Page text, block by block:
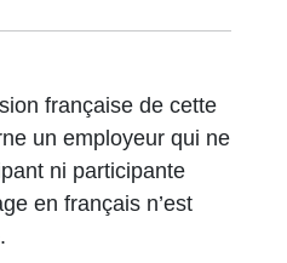
française de cette
un employeur qui ne
ni participante
en français n’est